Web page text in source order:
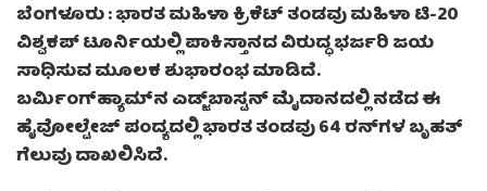
ಬೆಂಗಳೂರು :ಭಾರತ ಮಹಿಳಾ ಕ್ರಿಕೆಟ್ ತಂಡವು ಮಹಿಳಾ ಟಿ-20
ವಿಶ್ವಕಪ್ ಟೂರ್ನಿಯಲ್ಲಿ ಪಾಕಿಸ್ತಾನದ ವಿರುದ್ಧ ಭರ್ಜರಿ ಜಯ
ಸಾಧಿಸುವ ಮೂಲಕ ಶುಭಾರಂಭ ಮಾಡಿದೆ.
ಬರ್ಮಿಂಗ್‌ಹ್ಯಾಮ್‌ನ ಎಡ್ಜ್‌ಬಾಸ್ಟನ್ ಮೈದಾನದಲ್ಲಿ ನಡೆದ ಈ
ಹೈವೋಲ್ಟೇಜ್ ಪಂದ್ಯದಲ್ಲಿ ಭಾರತ ತಂಡವು 64 ರನ್‌ಗಳ ಬೃಹತ್
ಗೆಲುವು ದಾಖಲಿಸಿದೆ.